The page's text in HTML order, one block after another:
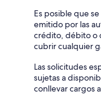
Es posible que
emitido por las
crédito, débito o
cubrir cualquier
Las solicitudes
sujetas a
conllevar cargos